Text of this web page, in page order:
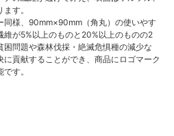
す。
同様、90mm×90mm（角丸）の使いやす
維が5%以上のものと20%以上のものの2
問題や森林伐採・絶滅危惧種の減少な
貢献することができ、商品にロゴマーク
す。